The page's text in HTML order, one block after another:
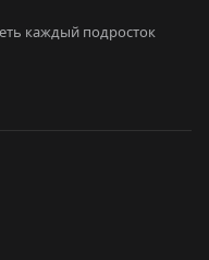
каждый подросток